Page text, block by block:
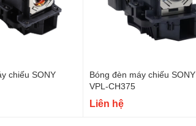
chiếu SONY
Bóng đèn máy chiếu SONY
VPL-CH375
Liên hệ